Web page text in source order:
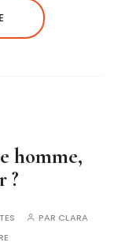
homme,
?
PAR CLARA